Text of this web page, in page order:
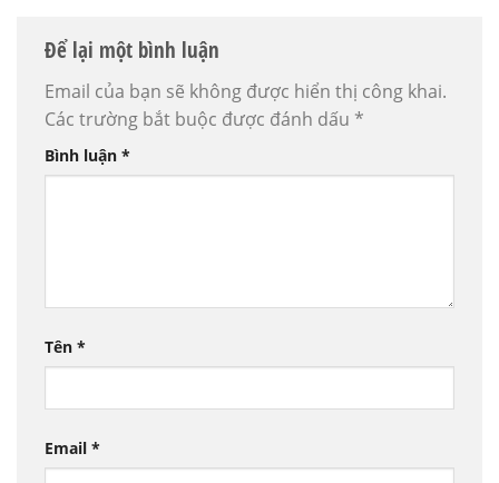
Để lại một bình luận
Email của bạn sẽ không được hiển thị công khai.
Các trường bắt buộc được đánh dấu *
Bình luận *
Tên *
Email *